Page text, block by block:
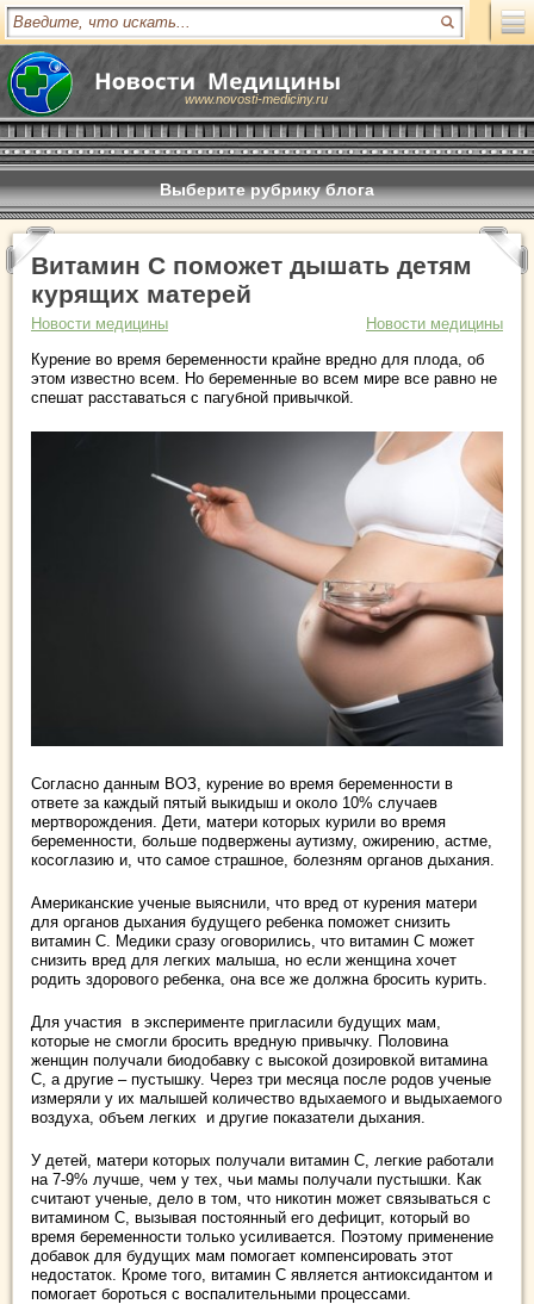
www.novosti-mediciny.ru
Выберите рубрику блога
Витамин С поможет дышать детям
курящих матерей
Новости медицины
Новости медицины
Курение во время беременности крайне вредно для плода, об
этом известно всем. Но беременные во всем мире все равно не
спешат расставаться с пагубной привычкой.
Согласно данным ВОЗ, курение во время беременности в
ответе за каждый пятый выкидыш и около 10% случаев
мертворождения. Дети, матери которых курили во время
беременности, больше подвержены аутизму, ожирению, астме,
косоглазию и, что самое страшное, болезням органов дыхания.
Американские ученые выяснили, что вред от курения матери
для органов дыхания будущего ребенка поможет снизить
витамин С. Медики сразу оговорились, что витамин С может
снизить вред для легких малыша, но если женщина хочет
родить здорового ребенка, она все же должна бросить курить.
Для участия в эксперименте пригласили будущих мам,
которые не смогли бросить вредную привычку. Половина
женщин получали биодобавку с высокой дозировкой витамина
С, а другие – пустышку. Через три месяца после родов ученые
измеряли у их малышей количество вдыхаемого и выдыхаемого
воздуха, объем легких и другие показатели дыхания.
У детей, матери которых получали витамин С, легкие работали
на 7-9% лучше, чем у тех, чьи мамы получали пустышки. Как
считают ученые, дело в том, что никотин может связываться с
витамином С, вызывая постоянный его дефицит, который во
время беременности только усиливается. Поэтому применение
добавок для будущих мам помогает компенсировать этот
недостаток. Кроме того, витамин С является антиоксидантом и
помогает бороться с воспалительными процессами.